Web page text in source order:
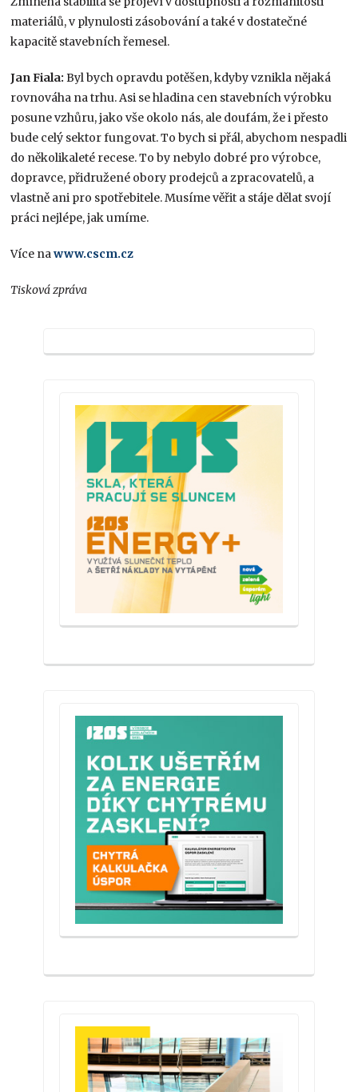
materiálů, v plynulosti zásobování a také v dostatečné
kapacitě stavebních řemesel.
Jan Fiala: Byl bych opravdu potěšen, kdyby vznikla nějaká
rovnováha na trhu. Asi se hladina cen stavebních výrobku
posune vzhůru, jako vše okolo nás, ale doufám, že i přesto
bude celý sektor fungovat. To bych si přál, abychom nespadli
do několikaleté recese. To by nebylo dobré pro výrobce,
dopravce, přidružené obory prodejců a zpracovatelů, a
vlastně ani pro spotřebitele. Musíme věřit a stáje dělat svojí
práci nejlépe, jak umíme.
Více nawww.cscm.cz
Tisková zpráva